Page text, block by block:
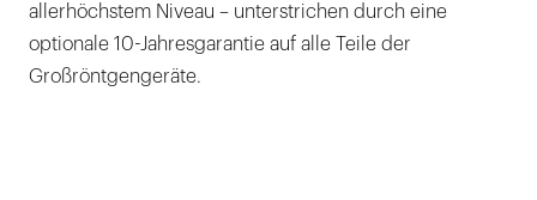
allerhöchstem Niveau – unterstrichen durch eine
optionale 10-Jahresgarantie auf alle Teile der
Großröntgengeräte.